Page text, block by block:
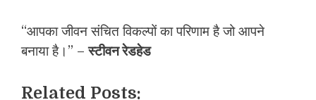
“आपका जीवन संचित विकल्पों का परिणाम है जो आपने
बनाया है।” –स्टीवन रेडहेड
Related Posts: